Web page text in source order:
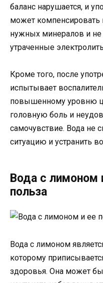
баланс нарушается, и
может компенсировать
нужных минералов и не
утраченные
Кроме того, после
испытывает
повышенному уровню
головную боль и
самочувствие. Вода не
ситуацию и устранить
Вода с лимоном
польза
Вода с лимоном
которому
здоровья. Она может